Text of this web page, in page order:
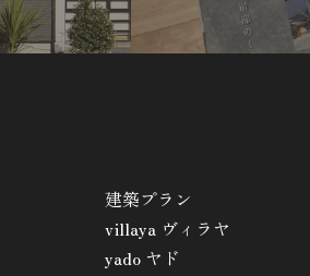
建築プラン
villaya ヴィラヤ
yado ヤド